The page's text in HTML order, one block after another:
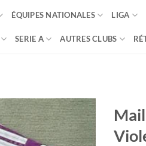
ÉQUIPES NATIONALES LIGA
SERIE A AUTRES CLUBS